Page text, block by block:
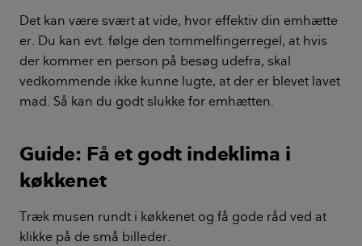
Det kan være svært at vide, hvor effektiv din emhætte
er. Du kan evt. følge den tommelfingerregel, at hvis
der kommer en person på besøg udefra, skal
vedkommende ikke kunne lugte, at der er blevet lavet
mad. Så kan du godt slukke for emhætten.
Guide: Få et godt indeklima i
køkkenet
Træk musen rundt i køkkenet og få gode råd ved at
klikke på de små billeder.